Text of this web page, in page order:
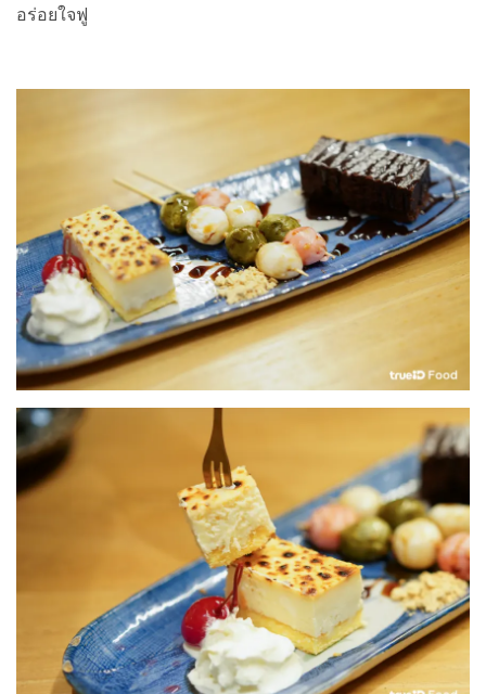
อร่อยใจฟู